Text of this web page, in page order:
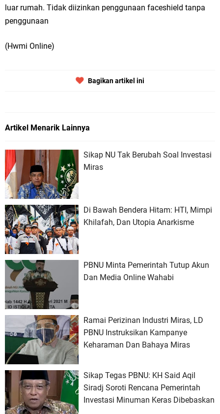
luar rumah. Tidak diizinkan penggunaan faceshield tanpa
penggunaan
(Hwmi Online)
Bagikan artikel ini
Artikel Menarik Lainnya
Sikap NU Tak Berubah Soal Investasi
Miras
Di Bawah Bendera Hitam: HTI, Mimpi
Khilafah, Dan Utopia Anarkisme
PBNU Minta Pemerintah Tutup Akun
Dan Media Online Wahabi
Ramai Perizinan Industri Miras, LD
PBNU Instruksikan Kampanye
Keharaman Dan Bahaya Miras
Sikap Tegas PBNU: KH Said Aqil
Siradj Soroti Rencana Pemerintah
Investasi Minuman Keras Dibebaskan